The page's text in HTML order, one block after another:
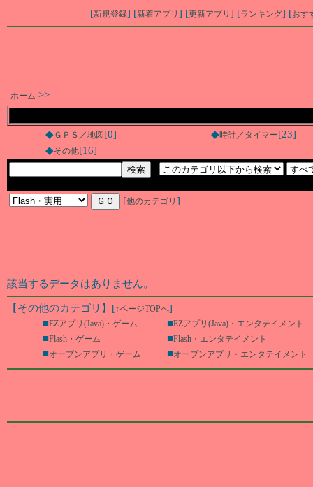
[新規登録] [新着アプリ ] [更新アプリ ] [ランキング] [おす
ホーム >>
◆ＧＰＳ／地図[0] ◆時計／タイマー[23]
◆その他[16]
[他のカテゴリ ]
該当するデータはありません。
【その他のカテゴリ】 [↑ページTOPへ]
■EZアプリ(Java)・ゲーム ■EZアプリ(Java)・エンタテイメント
■Flash・ゲーム ■Flash・エンタテイメント
■オープンアプリ・ゲーム ■オープンアプリ・エンタテイメント